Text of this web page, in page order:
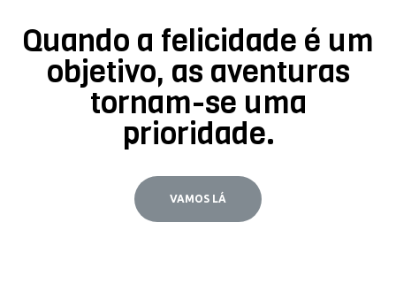
Quando a felicidade é um
objetivo, as aventuras
tornam-se uma
prioridade.
VAMOS LÁ